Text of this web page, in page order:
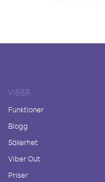
VIBER
Funktioner
Blogg
Säkerhet
Viber Out
Priser